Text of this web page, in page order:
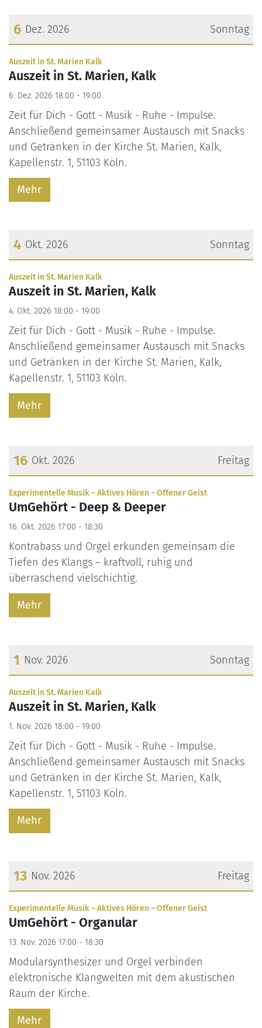
Sonntag
6 Dez. 2026
Datum: 6. Dezember 2026
Auszeit in St. Marien Kalk:
Auszeit in St. Marien, Kalk
6. Dez. 2026 18:00 - 19:00
Zeit für Dich - Gott - Musik - Ruhe - Impulse.
Anschließend gemeinsamer Austausch mit Snacks
und Getränken in der Kirche St. Marien, Kalk,
Kapellenstr. 1, 51103 Köln.
Mehr
Sonntag
4 Okt. 2026
Datum: 4. Oktober 2026
Auszeit in St. Marien Kalk:
Auszeit in St. Marien, Kalk
4. Okt. 2026 18:00 - 19:00
Zeit für Dich - Gott - Musik - Ruhe - Impulse.
Anschließend gemeinsamer Austausch mit Snacks
und Getränken in der Kirche St. Marien, Kalk,
Kapellenstr. 1, 51103 Köln.
Mehr
Freitag
16 Okt. 2026
Datum: 16. Oktober 2026
Experimentelle Musik – Aktives Hören – Offener Geist:
UmGehört - Deep & Deeper
16. Okt. 2026 17:00 - 18:30
Kontrabass und Orgel erkunden gemeinsam die
Tiefen des Klangs – kraftvoll, ruhig und
überraschend vielschichtig.
Mehr
Sonntag
1 Nov. 2026
Datum: 1. November 2026
Auszeit in St. Marien Kalk:
Auszeit in St. Marien, Kalk
1. Nov. 2026 18:00 - 19:00
Zeit für Dich - Gott - Musik - Ruhe - Impulse.
Anschließend gemeinsamer Austausch mit Snacks
und Getränken in der Kirche St. Marien, Kalk,
Kapellenstr. 1, 51103 Köln.
Mehr
Freitag
13 Nov. 2026
Datum: 13. November 2026
Experimentelle Musik – Aktives Hören – Offener Geist:
UmGehört - Organular
13. Nov. 2026 17:00 - 18:30
Modularsynthesizer und Orgel verbinden
elektronische Klangwelten mit dem akustischen
Raum der Kirche.
Mehr